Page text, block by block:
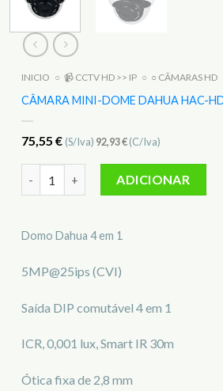
INICIO ○ 📹 CCTV HD >> IP ○ ○ CÂMARAS HD
CÂMARA MINI-DOME DAHUA HAC-
75,55 € (S/Iva) 92,93€(C/Iva)
ADICIONAR
Domo Dahua 4 em 1
5MP@25ips (CVI)
Saída DIP comutável 4 em 1
ICR, 0,001 lux, Smart IR 30m
Ótica fixa de 2,8 mm